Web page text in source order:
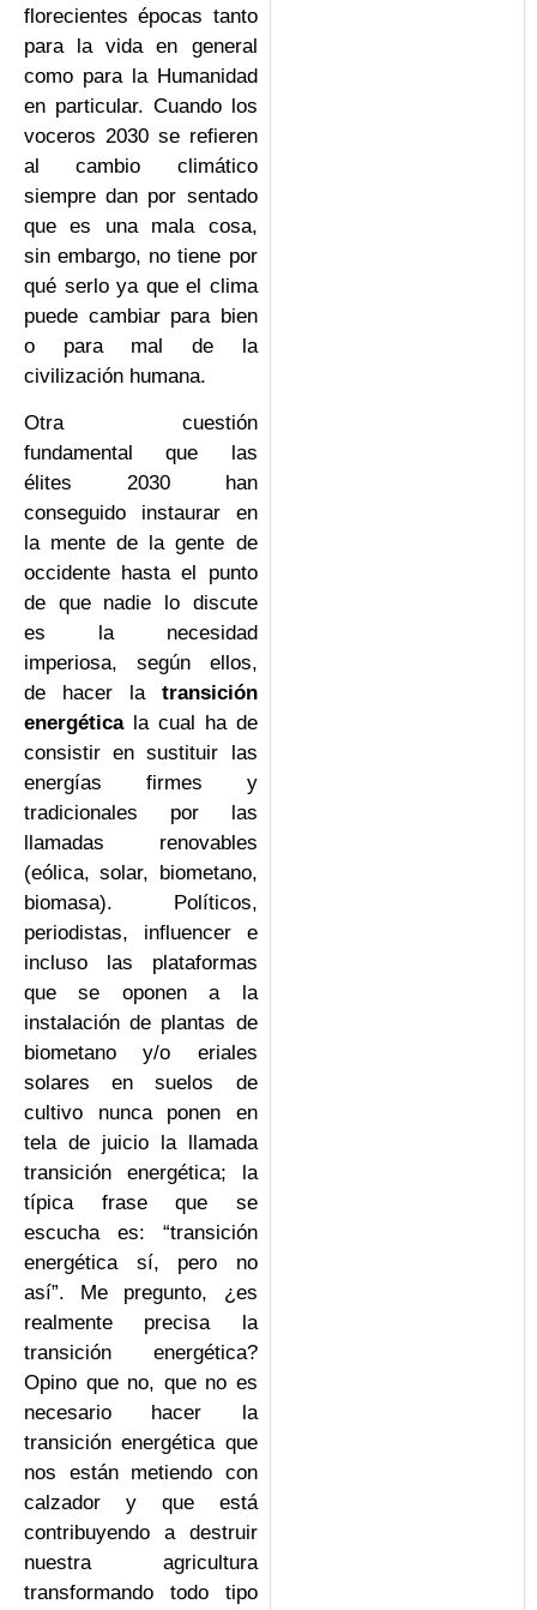
florecientes épocas tanto
para la vida en general
como para la Humanidad
en particular. Cuando los
voceros 2030 se refieren
al cambio climático
siempre dan por sentado
que es una mala cosa,
sin embargo, no tiene por
qué serlo ya que el clima
puede cambiar para bien
o para mal de la
civilización humana.
Otra cuestión
fundamental que las
élites 2030 han
conseguido instaurar en
la mente de la gente de
occidente hasta el punto
de que nadie lo discute
es la necesidad
imperiosa, según ellos,
de hacer la transición
energéticala cual ha de
consistir en sustituir las
energías firmes y
tradicionales por las
llamadas renovables
(eólica, solar, biometano,
biomasa). Políticos,
periodistas, influencer e
incluso las plataformas
que se oponen a la
instalación de plantas de
biometano y/o eriales
solares en suelos de
cultivo nunca ponen en
tela de juicio la llamada
transición energética; la
típica frase que se
escucha es: “transición
energética sí, pero no
así”. Me pregunto, ¿es
realmente precisa la
transición energética?
Opino que no, que no es
necesario hacer la
transición energética que
nos están metiendo con
calzador y que está
contribuyendo a destruir
nuestra agricultura
transformando todo tipo